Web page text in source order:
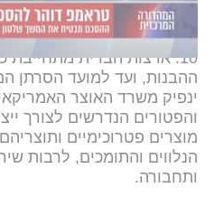
10. ארצות הברית
ההבנות, ועד למועד הסרתן
ינפיק משרד האוצר
והפטורים הנדרשים לצורך
מוצרים פטרוכימיים
הנלווים והתומכים, לרבות
ותחבורה.